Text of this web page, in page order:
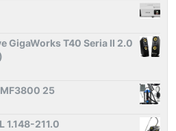
GigaWorks T40 Seria II 2.0
25
1.148-211.0